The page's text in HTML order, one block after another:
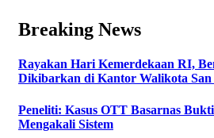
Breaking News
Rayakan Hari Kemerdekaan RI,
Dikibarkan di Kantor Walikota San
Peneliti: Kasus OTT Basarnas
Mengakali Sistem